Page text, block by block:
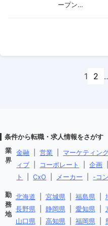
ープン…
1 2
条件から転職・求人情報をさがす
業
界
金融 営業 マーケティン
ィブ
コーポレート 企画
ト
CxO メーカー -コ
勤
務
地
北海道 宮城県 福島県
長野県
静岡県 愛知県
山口県
高知県 福岡県